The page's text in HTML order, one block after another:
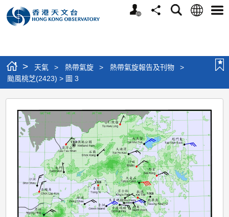
個
分
搜
語
選
> 天氣 > 熱帶氣旋 > 熱帶氣旋報告及刊物
>
颱風桃芝(2423) > 圖 3
颱
風
桃
芝
(2423)
圖